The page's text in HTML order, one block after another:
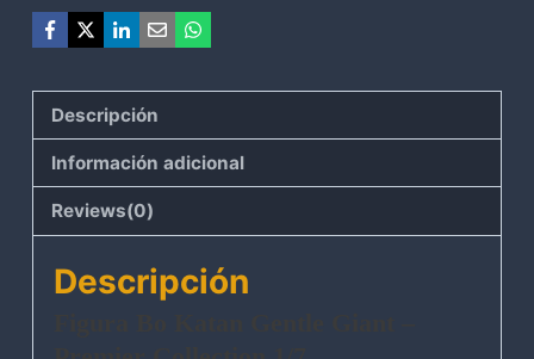
Descripción
Información adicional
Reviews(0)
Descripción